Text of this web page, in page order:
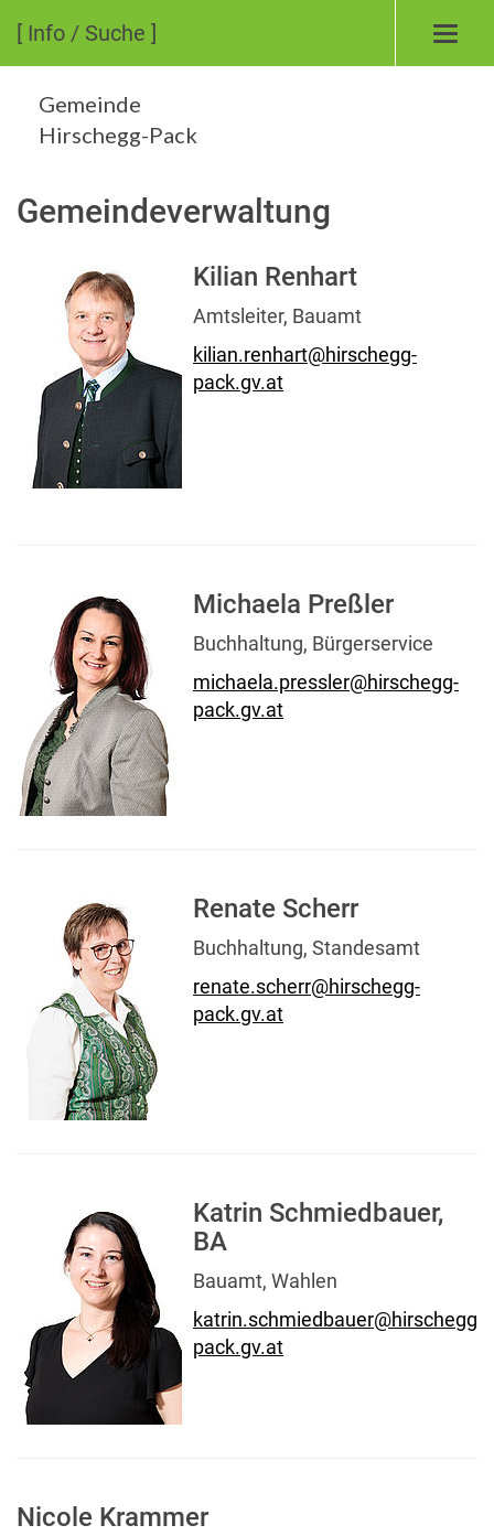
[ Info / Suche ]
Gemeinde
Hirschegg-Pack
Gemeindeverwaltung
Kilian Renhart
Amtsleiter, Bauamt
kilian.renhart@hirschegg-
pack.gv.at
Michaela Preßler
Buchhaltung, Bürgerservice
michaela.pressler@hirschegg-
pack.gv.at
Renate Scherr
Buchhaltung, Standesamt
renate.scherr@hirschegg-
pack.gv.at
Katrin Schmiedbauer,
BA
Bauamt, Wahlen
katrin.schmiedbauer@hirschegg-
pack.gv.at
Nicole Krammer